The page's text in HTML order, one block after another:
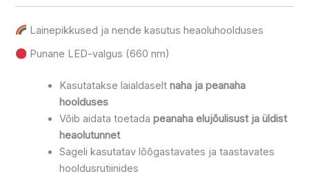
Lainepikkused ja nende kasutus heaoluhoolduses
Punane LED-valgus (660 nm)
Kasutatakse laialdaseltnaha ja peanaha
hoolduses
Võib aidata toetadapeanaha elujõulisust ja üldist
heaolutunnet
Sageli kasutatav lõõgastavates ja taastavates
hooldusrutiinides